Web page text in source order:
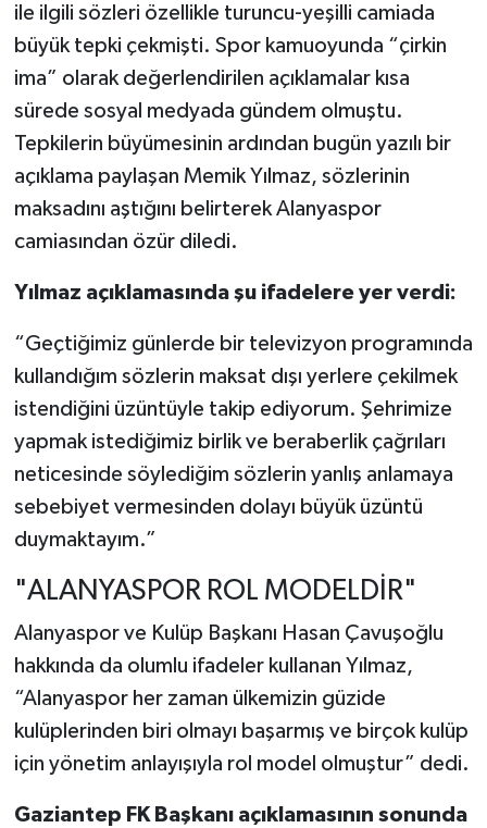
ile ilgili sözleri özellikle turuncu-yeşilli camiada
büyük tepki çekmişti. Spor kamuoyunda “çirkin
ima” olarak değerlendirilen açıklamalar kısa
sürede sosyal medyada gündem olmuştu.
Tepkilerin büyümesinin ardından bugün yazılı bir
açıklama paylaşan Memik Yılmaz, sözlerinin
maksadını aştığını belirterek Alanyaspor
camiasından özür diledi.
Yılmaz açıklamasında şu ifadelere yer verdi:
“Geçtiğimiz günlerde bir televizyon programında
kullandığım sözlerin maksat dışı yerlere çekilmek
istendiğini üzüntüyle takip ediyorum. Şehrimize
yapmak istediğimiz birlik ve beraberlik çağrıları
neticesinde söylediğim sözlerin yanlış anlamaya
sebebiyet vermesinden dolayı büyük üzüntü
duymaktayım.”
"ALANYASPOR ROL MODELDİR"
Alanyaspor ve Kulüp Başkanı Hasan Çavuşoğlu
hakkında da olumlu ifadeler kullanan Yılmaz,
“Alanyaspor her zaman ülkemizin güzide
kulüplerinden biri olmayı başarmış ve birçok kulüp
için yönetim anlayışıyla rol model olmuştur” dedi.
Gaziantep FK Başkanı açıklamasının sonunda